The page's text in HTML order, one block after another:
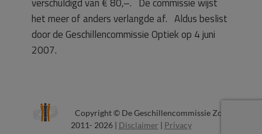
het meer of anders verlangde af. Aldus beslist
door de Geschillencommissie Optiek op 4 juni
2007.
Copyright © De Geschillencommissie Zorg
2011- 2026 | Disclaimer | Privacy